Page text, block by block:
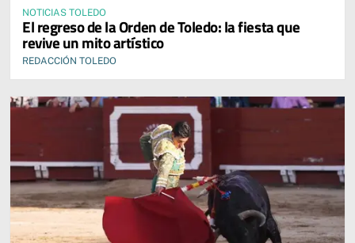
NOTICIAS TOLEDO
El regreso de la Orden de Toledo: la fiesta que
revive un mito artístico
REDACCIÓN TOLEDO